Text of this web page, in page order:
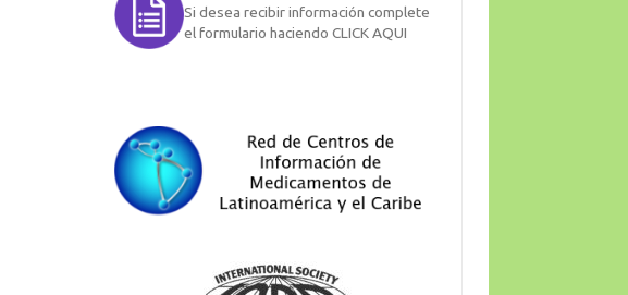
Si desea recibir información complete
el formulario haciendo CLICK AQUI